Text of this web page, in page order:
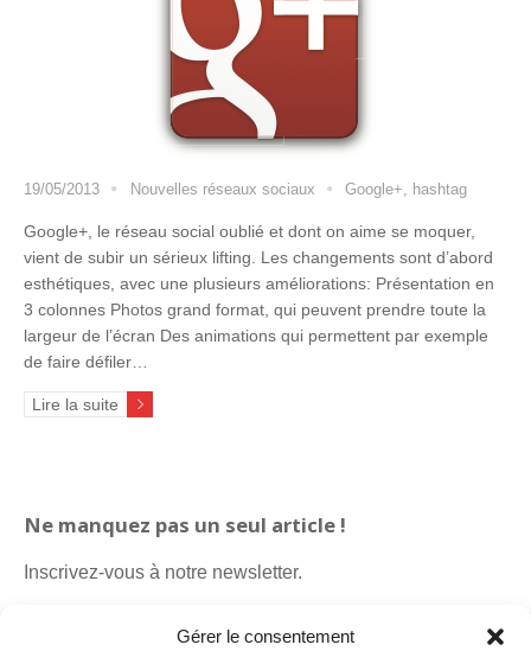
Gérer le consentement
19/05/2013 Nouvelles réseaux sociaux Google+ hashtag
Google+, le réseau social oublié et dont on aime se moquer,
vient de subir un sérieux lifting. Les changements sont d’abord
esthétiques, avec une plusieurs améliorations: Présentation en
3 colonnes Photos grand format, qui peuvent prendre toute la
largeur de l’écran Des animations qui permettent par exemple
de faire défiler…
Lire la suite
Ne manquez pas un seul article !
Inscrivez-vous à notre newsletter.